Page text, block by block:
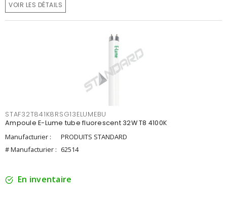
VOIR LES DÉTAILS
STAF32T841K8RSG13ELUMEBU
Ampoule E-Lume tube fluorescent 32W T8 4100K
Manufacturier :
PRODUITS STANDARD
# Manufacturier : 62514
En inventaire